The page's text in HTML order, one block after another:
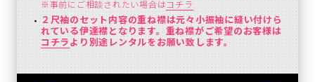
※事前にご相談されたい場合はコチラ
２尺袖のセット内容の重ね襟は元々小振袖に縫い付けら
れている伊達襟となります。重ね襟がご希望のお客様は
コチラ より別途レンタルをお願い致します。